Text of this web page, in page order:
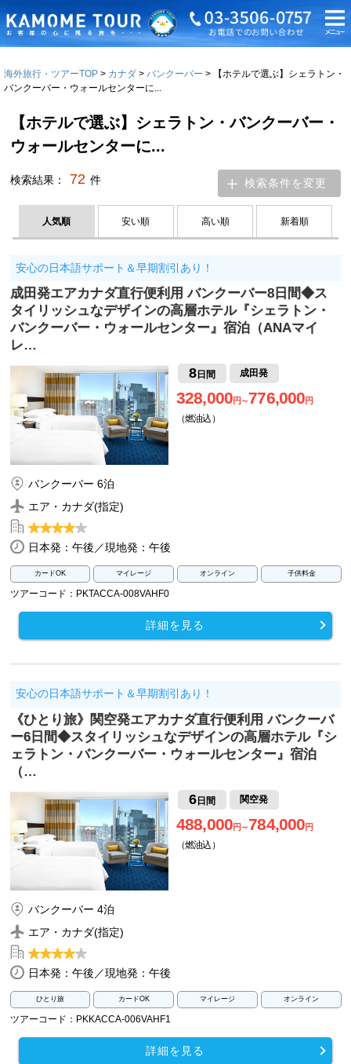
海外旅行・ツアーTOP カナダ バンクーバー
【ホテルで選ぶ】シェラトン・
バンクーバー・ウォールセンターに...
【ホテルで選ぶ】シェラトン・バンクーバー・
ウォールセンターに...
検索結果： 72 件 検索条件を変更
人気順 安い順 高い順 新着順
安心の日本語サポート＆早期割引あり！
成田発エアカナダ直行便利用 バンクーバー8日間◆ス
タイリッシュなデザインの高層ホテル『シェラトン・
バンクーバー・ウォールセンター』宿泊（ANAマイ
レ…
8日間 成田発
328,000円～776,000円
（燃油込）
バンクーバー 6泊
エア・カナダ(指定)
日本発：午後／現地発：午後
カードOK マイレージ オンライン 子供料金
ツアーコード：PKTACCA-008VAHF0
詳細を見る
安心の日本語サポート＆早期割引あり！
《ひとり旅》関空発エアカナダ直行便利用 バンクーバ
ー6日間◆スタイリッシュなデザインの高層ホテル『シ
ェラトン・バンクーバー・ウォールセンター』宿泊
（…
6日間 関空発
488,000円～784,000円
（燃油込）
バンクーバー 4泊
エア・カナダ(指定)
日本発：午後／現地発：午後
ひとり旅 カードOK マイレージ オンライン
ツアーコード：PKKACCA-006VAHF1
詳細を見る